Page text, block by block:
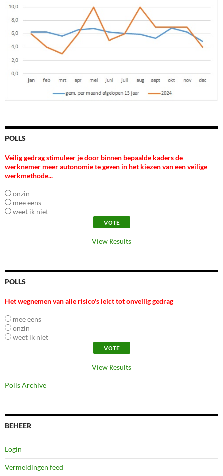
POLLS
Veilig gedrag stimuleer je door binnen bepaalde kaders de
werknemer meer autonomie te geven in het kiezen van een veilige
werkmethode...
onzin
mee eens
weet ik niet
View Results
POLLS
Het wegnemen van alle risico's leidt tot onveilig gedrag
mee eens
onzin
weet ik niet
View Results
Polls Archive
BEHEER
Login
Vermeldingen feed